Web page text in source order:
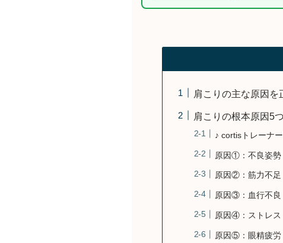
肩こりの主な原因を
肩こりの根本原因5つ
♪ cortisトレーナ
原因①：不良姿勢
原因②：筋力不足
原因③：血行不良
原因④：ストレス
原因⑤：眼精疲労